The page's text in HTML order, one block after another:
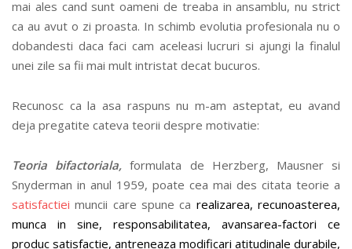
mai ales cand sunt oameni de treaba in ansamblu, nu strict
ca au avut o zi proasta. In schimb evolutia profesionala nu o
dobandesti daca faci cam aceleasi lucruri si ajungi la finalul
unei zile sa fii mai mult intristat decat bucuros.
Recunosc ca la asa raspuns nu m-am asteptat, eu avand
deja pregatite cateva teorii despre motivatie:
Teoria bifactoriala,formulata de Herzberg, Mausner si
Snyderman in anul 1959, poate cea mai des citata teorie a
satisfactiei muncii care spune ca realizarea, recunoasterea,
munca in sine, responsabilitatea, avansarea-factori ce
produc satisfactie, antreneaza modificari atitudinale durabile,